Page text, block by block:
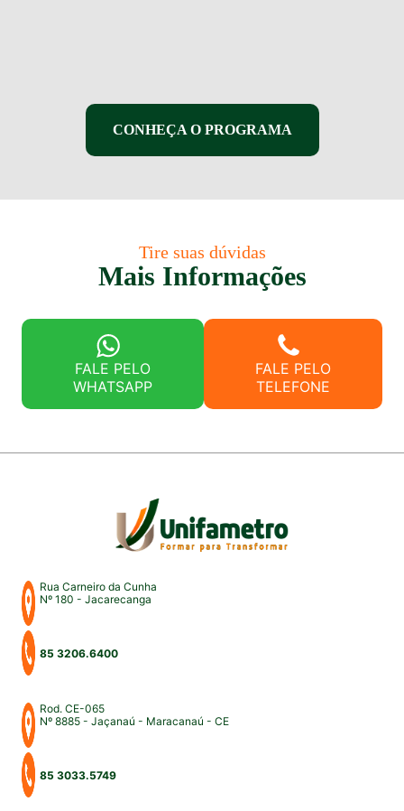
CONHEÇA O PROGRAMA
Tire suas dúvidas
Mais Informações
FALE PELO
WHATSAPP
FALE PELO
TELEFONE
Rua Carneiro da Cunha
Nº 180 - Jacarecanga
85 3206.6400
Rod. CE-065
Nº 8885 - Jaçanaú - Maracanaú - CE
85 3033.5749